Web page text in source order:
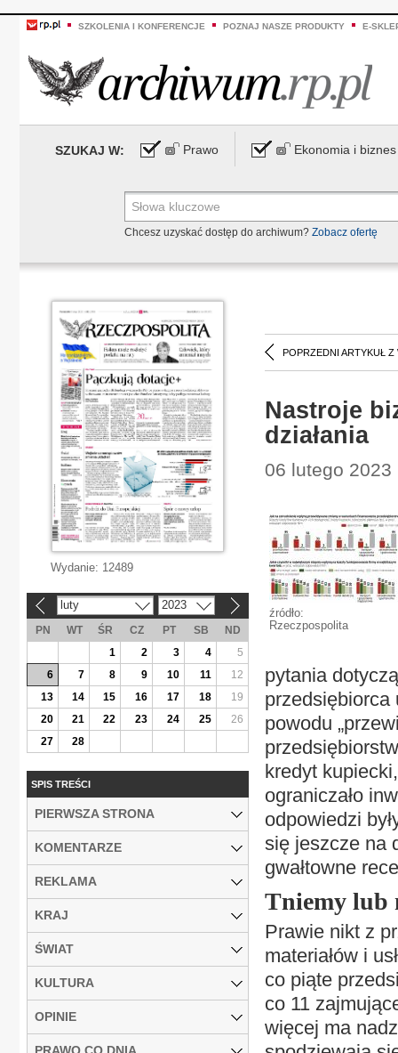
SZKOLENIA I KONFERENCJE POZNAJ NASZE PRODUKTY E-
SZUKAJ W: Prawo Ekonomia i biznes
Chcesz uzyskać dostęp do archiwum? Zobacz ofertę
POPRZEDNI ARTYKUŁ Z
Nastroje
działania
06 lutego
źródło:
Rzeczpospolita
pytania
przedsiębiorca
powodu
kredyt
ograniczało
odpowiedzi
się jeszcze na
gwałtowne
Tniemy lub
Prawie nikt z
materiałów i
co piąte
co 11
więcej ma
Wydanie: 12489
luty 2023
PN WT ŚR CZ PT SB
ND
1
2 3 4
5
6
7 8 9 10 11
12
13
14 15 16 17 18
19
20
21 22 23 24 25
26
27
28
SPIS TREŚCI
PIERWSZA STRONA
KOMENTARZE
REKLAMA
KRAJ
ŚWIAT
KULTURA
OPINIE
PRAWO CO DNIA